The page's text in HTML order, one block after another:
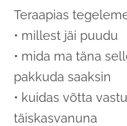
Teraapias
• millest jäi puudu
• mida ma täna
pakkuda saaksin
• kuidas võtta
täiskasvanuna